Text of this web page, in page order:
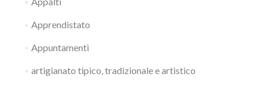
Apprendistato
Appuntamenti
artigianato tipico, tradizionale e artistico